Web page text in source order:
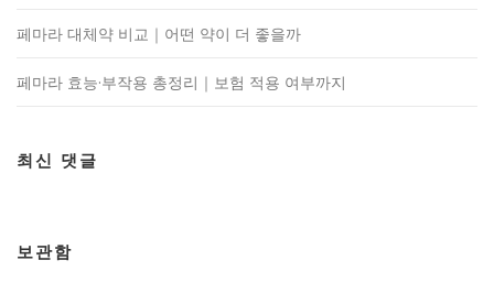
페마라 대체약 비교｜어떤 약이 더 좋을까
페마라 효능·부작용 총정리｜보험 적용 여부까지
최신 댓글
보관함